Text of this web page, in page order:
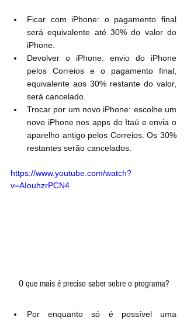
Ficar com iPhone: o pagamento final
será equivalente até 30% do valor do
iPhone.
Devolver o iPhone: envio do iPhone
pelos Correios e o pagamento final,
equivalente aos 30% restante do valor,
será cancelado.
Trocar por um novo iPhone: escolhe um
novo iPhone nos apps do Itaú e envia o
aparelho antigo pelos Correios. Os 30%
restantes serão cancelados.
https://www.youtube.com/watch?
v=AIouhzrPCN4
O que mais é preciso saber sobre o programa?
Por enquanto só é possível uma